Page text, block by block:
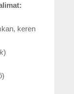
keren
)
)